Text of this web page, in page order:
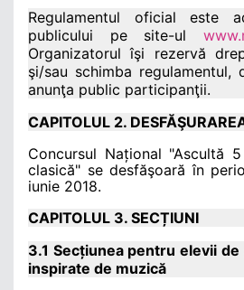
Regulamentul oficial este
publicului pe site-ul
Organizatorul îşi rezervă
şi/sau schimba regulamentul,
anunţa public participanţii.
CAPITOLUL 2.
Concursul Național "Ascultă 5
clasică" se desfăşoară în
iunie 2018.
CAPITOLUL 3. SECȚIUNI
3.1 Secțiunea pentru elevii
inspirate de muzică